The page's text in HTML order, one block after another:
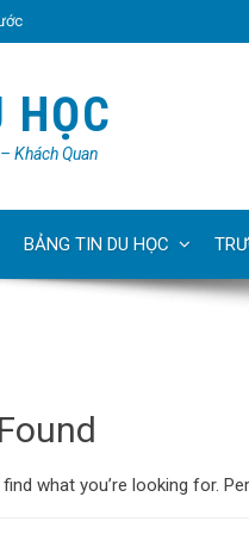
HỌC
Khách Quan
BẢNG TIN DU HỌC
what you’re looking for.